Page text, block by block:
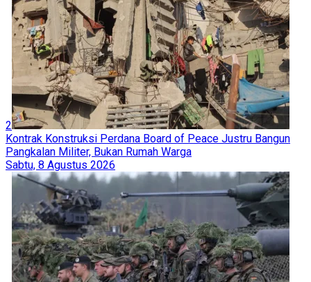
2
Kontrak Konstruksi Perdana Board of Peace Justru Bangun
Pangkalan Militer, Bukan Rumah Warga
Sabtu, 8 Agustus 2026